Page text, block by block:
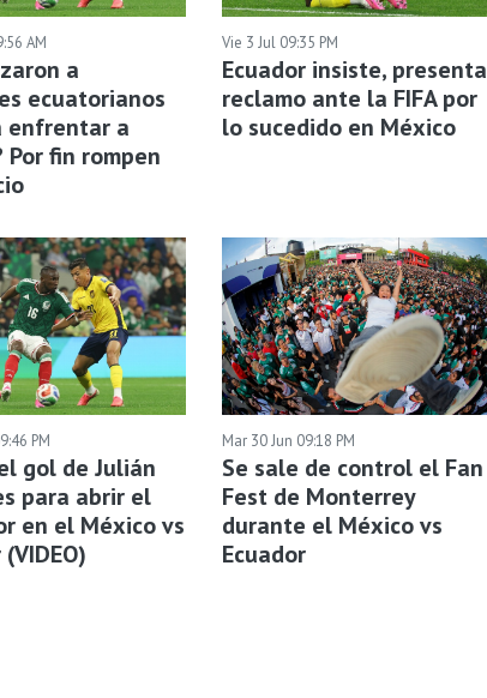
AM
a
ecuatorianos
enfrentar a
Por fin rompen
Vie 3 Jul 09:35 PM
Ecuador insiste, presenta
reclamo ante la FIFA por
lo sucedido en México
PM
gol de Julián
para abrir el
en el México vs
Mar 30 Jun 09:18 PM
Se sale de control el Fan
Fest de Monterrey
durante el México vs
Ecuador